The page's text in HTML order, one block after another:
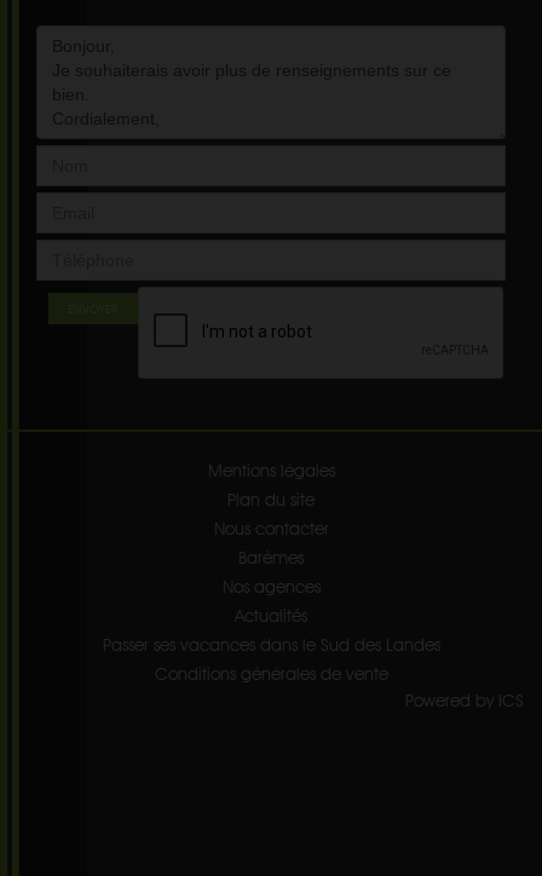
ENVOYER
Mentions légales
Plan du site
Nous contacter
Barèmes
Nos agences
Actualités
Passer ses vacances dans le Sud des Landes
Conditions générales de vente
Powered by ICS